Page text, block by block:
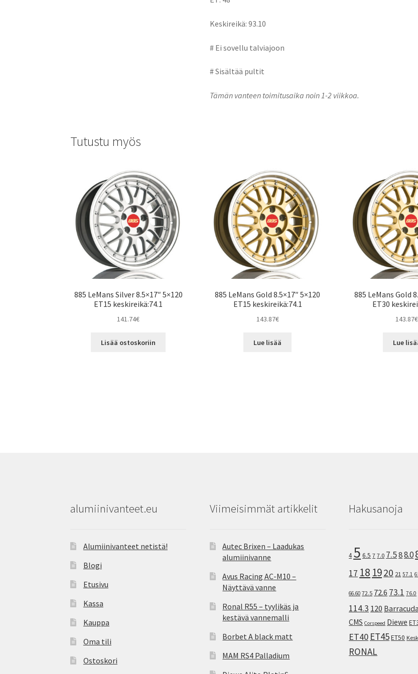
Keskireikä: 93.10
# Ei sovellu talviajoon
# Sisältää pultit
Tämän vanteen toimitusaika noin 1-2 viikkoa.
Tutustu myös
885 LeMans Silver 8.5×17″ 5×120
ET15 keskireikä:74.1
141.74€
Lisää ostoskoriin
885 LeMans Gold 8.5×17″ 5×120
ET15 keskireikä:74.1
143.87€
Lue lisää
885 LeMans Gold
ET30
143.87€
Lue
alumiinivanteet.eu
Alumiinivanteet netistä!
Blogi
Etusivu
Kassa
Kauppa
Oma tili
Ostoskori
Viimeisimmät artikkelit
Autec Brixen – Laadukas
alumiinivanne
Avus Racing AC-M10 –
Näyttävä vanne
Ronal R55 – tyylikäs ja
kestävä vannemalli
Borbet A black matt
MAM RS4 Palladium
Hakusanoja
4 5 6.5 7 7.0 7.588.0
17 18 1920 21 57.1
66.60 72.5 72.6 73.1 76.0
114.3 120 Barracuda
CMS Corspeed Diewe
ET40 ET45ET50
RONAL